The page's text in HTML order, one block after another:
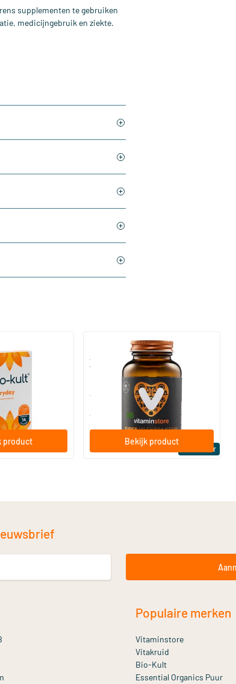
supplementen te gebruiken
medicijngebruik en ziekte.
product
Bestseller
(158)
Super D3 Extra Sterk 75 mcg
vitamine D
60/​120 softgels
Vitaminstore
vanaf 95
Bekijk product
Populaire merken
Vitaminstore
Vitakruid
Bio-Kult
Essential Organics Puur